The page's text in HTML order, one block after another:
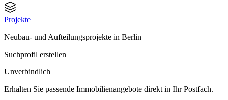
Projekte
Neubau- und Aufteilungsprojekte in Berlin
Suchprofil erstellen
Unverbindlich
Erhalten Sie passende Immobilienangebote direkt in Ihr Postfach.